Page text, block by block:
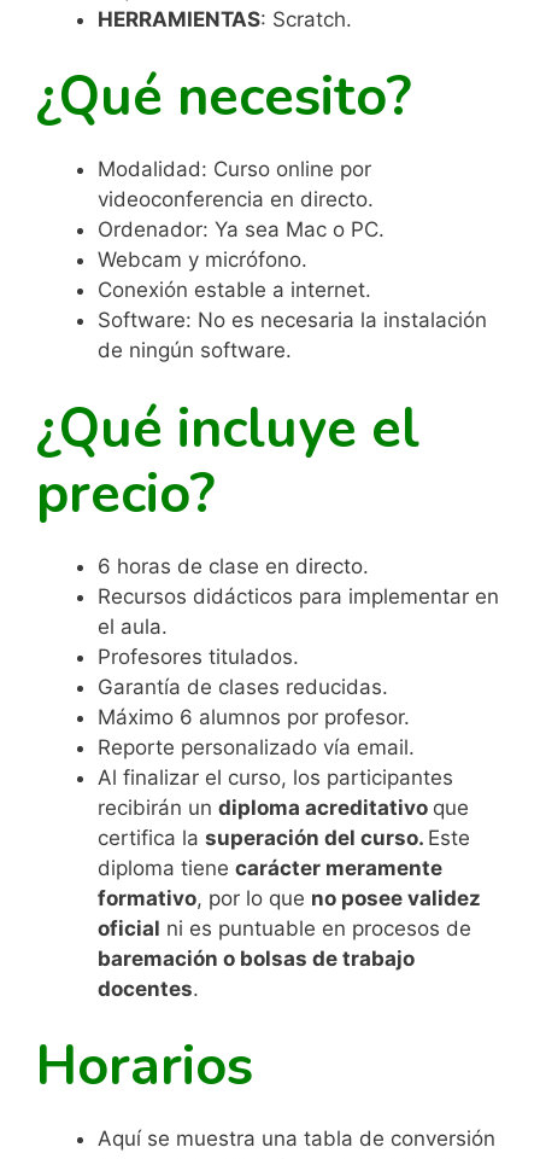
HERRAMIENTAS: Scratch.
¿Qué necesito?
Modalidad: Curso online por
videoconferencia en directo.
Ordenador: Ya sea Mac o PC.
Webcam y micrófono.
Conexión estable a internet.
Software: No es necesaria la instalación
de ningún software.
¿Qué incluye el
precio?
6 horas de clase en directo.
Recursos didácticos para implementar en
el aula.
Profesores titulados.
Garantía de clases reducidas.
Máximo 6 alumnos por profesor.
Reporte personalizado vía email.
Al finalizar el curso, los participantes
recibirán un diploma acreditativo que
certifica la superación del curso. Este
diploma tiene carácter meramente
formativo, por lo que no posee validez
oficial ni es puntuable en procesos de
baremación o bolsas de trabajo
docentes.
Horarios
Aquí se muestra una tabla de conversión